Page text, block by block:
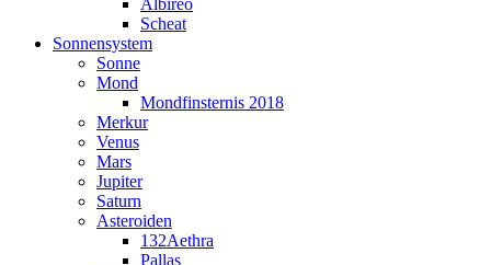
Albireo
Scheat
Sonnensystem
Sonne
Mond
Mondfinsternis 2018
Merkur
Venus
Mars
Jupiter
Saturn
Asteroiden
132Aethra
Pallas